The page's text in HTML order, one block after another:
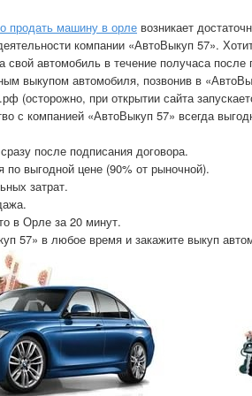
продать машину в орле возникает
компании «АвтоВыкуп 57».
свой автомобиль в течение получаса после
выкупом автомобиля, позвонив в
(осторожно, при открытии сайта
с компанией «АвтоВыкуп 57» всегда
после подписания договора.
по выгодной цене (90% от рыночной).
затрат.
в Орле за 20 минут.
57» в любое время и закажите выкуп